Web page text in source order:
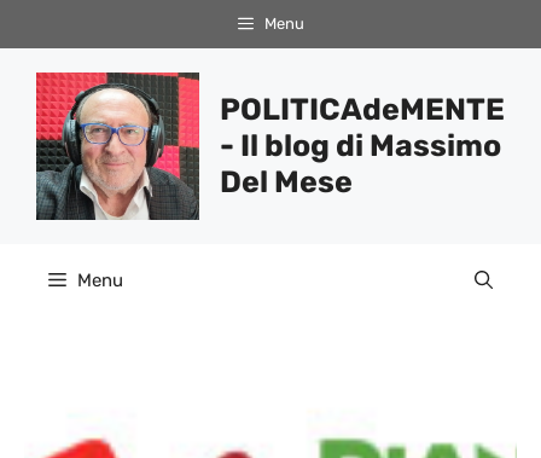
al
contenuto
Menu
POLITICAdeMENTE
- Il blog di Massimo
Del Mese
Menu